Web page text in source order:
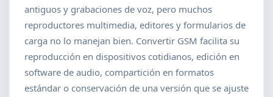
antiguos y grabaciones de voz, pero muchos
reproductores multimedia, editores y formularios de
carga no lo manejan bien. Convertir GSM facilita su
reproducción en dispositivos cotidianos, edición en
software de audio, compartición en formatos
estándar o conservación de una versión que se ajuste